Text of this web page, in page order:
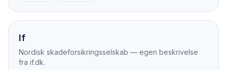
If
Nordisk skadeforsikringsselskab — egen beskrivelse
fra if.dk.